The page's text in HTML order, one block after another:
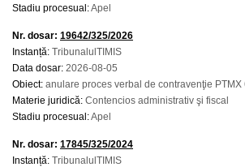
Stadiu procesual:Apel
Nr. dosar: 19642/325/2026
Instanță: TribunalulTIMIS
Data dosar: 2026-08-05
Obiect: anulare proces verbal de contravenţie PTMX
Materie juridică: Contencios administrativ şi fiscal
Stadiu procesual:Apel
Nr. dosar: 17845/325/2024
Instanță: TribunalulTIMIS